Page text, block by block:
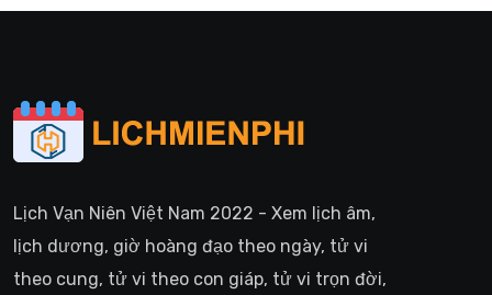
Lịch Vạn Niên Việt Nam 2022 - Xem lịch âm,
lịch dương, giờ hoàng đạo theo ngày, tử vi
theo cung, tử vi theo con giáp, tử vi trọn đời,